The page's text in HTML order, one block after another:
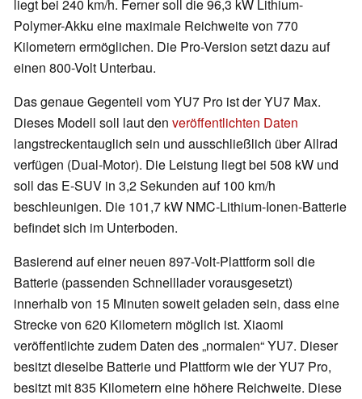
liegt bei 240 km/h. Ferner soll die 96,3 kW Lithium-
Polymer-Akku eine maximale Reichweite von 770
Kilometern ermöglichen. Die Pro-Version setzt dazu auf
einen 800-Volt Unterbau.
Das genaue Gegenteil vom YU7 Pro ist der YU7 Max.
Dieses Modell soll laut den veröffentlichten Daten
langstreckentauglich sein und ausschließlich über Allrad
verfügen (Dual-Motor). Die Leistung liegt bei 508 kW und
soll das E-SUV in 3,2 Sekunden auf 100 km/h
beschleunigen. Die 101,7 kW NMC-Lithium-Ionen-Batterie
befindet sich im Unterboden.
Basierend auf einer neuen 897-Volt-Plattform soll die
Batterie (passenden Schnelllader vorausgesetzt)
innerhalb von 15 Minuten soweit geladen sein, dass eine
Strecke von 620 Kilometern möglich ist. Xiaomi
veröffentlichte zudem Daten des „normalen“ YU7. Dieser
besitzt dieselbe Batterie und Plattform wie der YU7 Pro,
besitzt mit 835 Kilometern eine höhere Reichweite. Diese